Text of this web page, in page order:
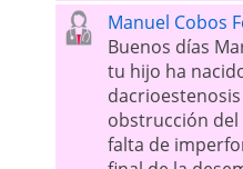
Manuel Cobos
Buenos días
tu hijo ha
obstrucción
falta de